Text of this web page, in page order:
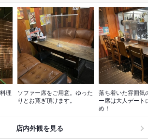
理
ソファー席をご用意。ゆった
りとお寛ぎ頂けます。
落ち着いた雰囲気
ー席は大人デート
め！
店内外観を見る